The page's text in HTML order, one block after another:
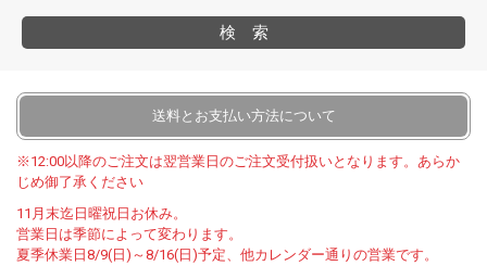
検索
送料とお支払い方法について
※12:00以降のご注文は翌営業日のご注文受付扱いとなります。あらか
じめ御了承ください
11月末迄日曜祝日お休み。
営業日は季節によって変わります。
夏季休業日8/9(日)～8/16(日)予定、他カレンダー通りの営業です。